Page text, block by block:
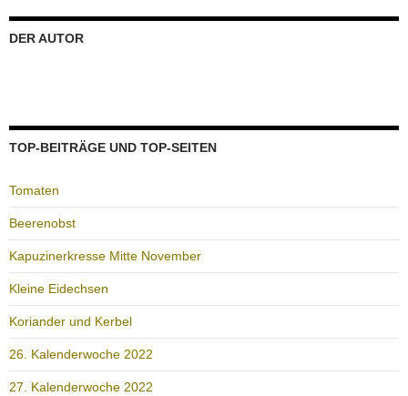
DER AUTOR
TOP-BEITRÄGE UND TOP-SEITEN
Tomaten
Beerenobst
Kapuzinerkresse Mitte November
Kleine Eidechsen
Koriander und Kerbel
26. Kalenderwoche 2022
27. Kalenderwoche 2022